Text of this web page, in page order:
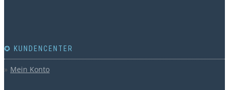
✪ KUNDENCENTER
Mein Konto